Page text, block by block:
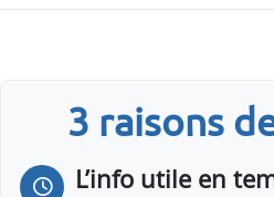
La branche «
3 raisons
L’info utile en